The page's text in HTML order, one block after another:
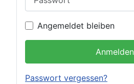
Angemeldet bleiben
Anmelden
Passwort vergessen?